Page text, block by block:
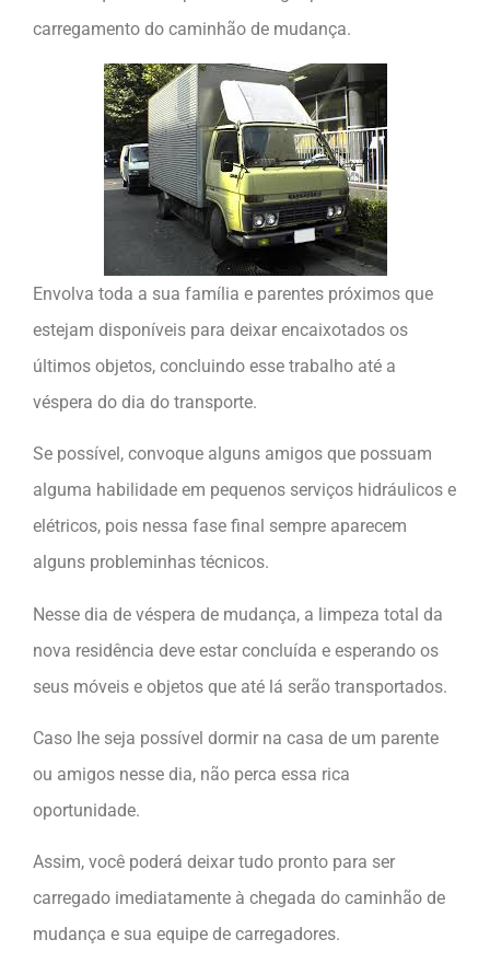
carregamento do caminhão de mudança.
Envolva toda a sua família e parentes próximos que
estejam disponíveis para deixar encaixotados os
últimos objetos, concluindo esse trabalho até a
véspera do dia do transporte.
Se possível, convoque alguns amigos que possuam
alguma habilidade em pequenos serviços hidráulicos e
elétricos, pois nessa fase final sempre aparecem
alguns probleminhas técnicos.
Nesse dia de véspera de mudança, a limpeza total da
nova residência deve estar concluída e esperando os
seus móveis e objetos que até lá serão transportados.
Caso lhe seja possível dormir na casa de um parente
ou amigos nesse dia, não perca essa rica
oportunidade.
Assim, você poderá deixar tudo pronto para ser
carregado imediatamente à chegada do caminhão de
mudança e sua equipe de carregadores.